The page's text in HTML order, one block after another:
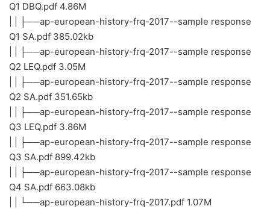
Q1 DBQ.pdf 4.86M
| | ├──ap-european-history-frq-2017--sample response
Q1 SA.pdf 385.02kb
| | ├──ap-european-history-frq-2017--sample response
Q2 LEQ.pdf 3.05M
| | ├──ap-european-history-frq-2017--sample response
Q2 SA.pdf 351.65kb
| | ├──ap-european-history-frq-2017--sample response
Q3 LEQ.pdf 3.86M
| | ├──ap-european-history-frq-2017--sample response
Q3 SA.pdf 899.42kb
| | ├──ap-european-history-frq-2017--sample response
Q4 SA.pdf 663.08kb
| | └──ap-european-history-frq-2017.pdf 1.07M